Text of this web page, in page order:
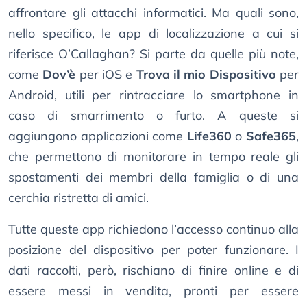
affrontare gli attacchi informatici. Ma quali sono,
nello specifico, le app di localizzazione a cui si
riferisce O’Callaghan? Si parte da quelle più note,
come Dov’è per iOS e Trova il mio Dispositivo per
Android, utili per rintracciare lo smartphone in
caso di smarrimento o furto. A queste si
aggiungono applicazioni come Life360 o Safe365,
che permettono di monitorare in tempo reale gli
spostamenti dei membri della famiglia o di una
cerchia ristretta di amici.
Tutte queste app richiedono l’accesso continuo alla
posizione del dispositivo per poter funzionare. I
dati raccolti, però, rischiano di finire online e di
essere messi in vendita, pronti per essere